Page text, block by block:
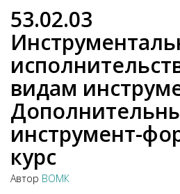
53.02.03
видам
инструмент-
курс
Автор ВОМК